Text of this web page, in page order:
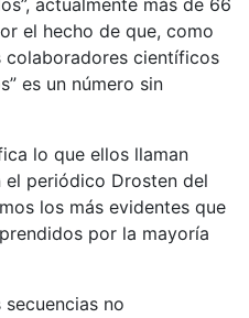
actualmente más de 66
el hecho de que, como
colaboradores científicos
es un número sin
lo que ellos llaman
el periódico Drosten del
los más evidentes que
por la mayoría
no